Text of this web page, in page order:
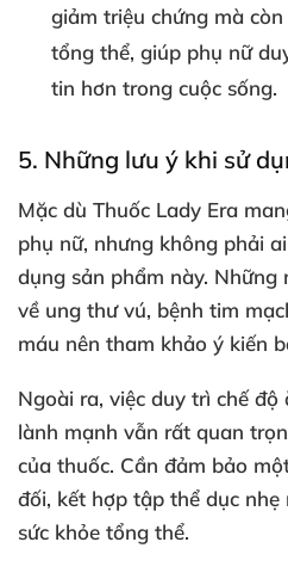
giảm triệu chứng mà
tổng thể, giúp phụ nữ
tin hơn trong cuộc sống.
5. Những lưu ý khi sử
Mặc dù Thuốc Lady Era
phụ nữ, nhưng không phải
dụng sản phẩm này. Những
về ung thư vú, bệnh tim
máu nên tham khảo ý kiến
Ngoài ra, việc duy trì chế
lành mạnh vẫn rất quan
của thuốc. Cần đảm bảo
đối, kết hợp tập thể dục
sức khỏe tổng thể.